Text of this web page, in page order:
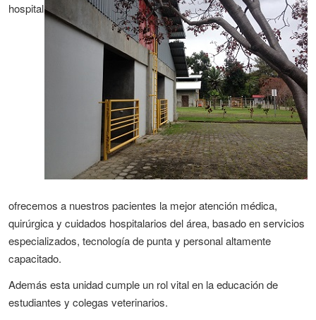
hospital
ofrecemos a nuestros pacientes la mejor atención médica,
quirúrgica y cuidados hospitalarios del área, basado en servicios
especializados, tecnología de punta y personal altamente
capacitado.
Además esta unidad cumple un rol vital en la educación de
estudiantes y colegas veterinarios.